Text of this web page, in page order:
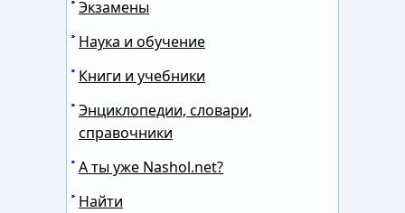
Экзамены
Наука и обучение
Книги и учебники
Энциклопедии, словари,
справочники
А ты уже Nashol.net?
Найти